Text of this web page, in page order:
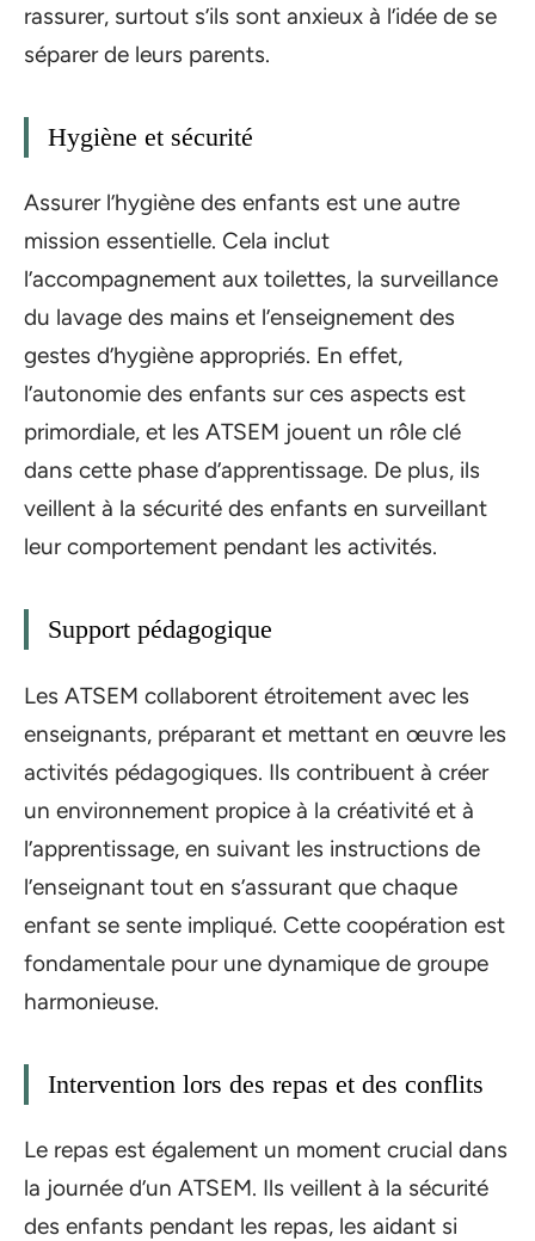
rassurer, surtout s’ils sont anxieux à l’idée de se
séparer de leurs parents.
Hygiène et sécurité
Assurer l’hygiène des enfants est une autre
mission essentielle. Cela inclut
l’accompagnement aux toilettes, la surveillance
du lavage des mains et l’enseignement des
gestes d’hygiène appropriés. En effet,
l’autonomie des enfants sur ces aspects est
primordiale, et les ATSEM jouent un rôle clé
dans cette phase d’apprentissage. De plus, ils
veillent à la sécurité des enfants en surveillant
leur comportement pendant les activités.
Support pédagogique
Les ATSEM collaborent étroitement avec les
enseignants, préparant et mettant en œuvre les
activités pédagogiques. Ils contribuent à créer
un environnement propice à la créativité et à
l’apprentissage, en suivant les instructions de
l’enseignant tout en s’assurant que chaque
enfant se sente impliqué. Cette coopération est
fondamentale pour une dynamique de groupe
harmonieuse.
Intervention lors des repas et des conflits
Le repas est également un moment crucial dans
la journée d’un ATSEM. Ils veillent à la sécurité
des enfants pendant les repas, les aidant si